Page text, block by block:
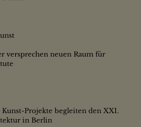
versprechen neuen Raum für
Projekte begleiten den XXI.
in Berlin